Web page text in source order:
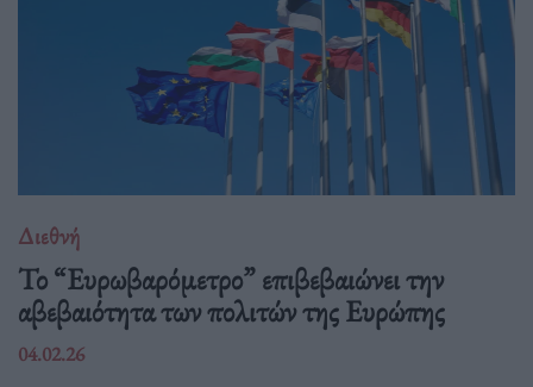
Διεθνή
Το “Ευρωβαρόμετρο” επιβεβαιώνει την
αβεβαιότητα των πολιτών της Ευρώπης
04.02.26